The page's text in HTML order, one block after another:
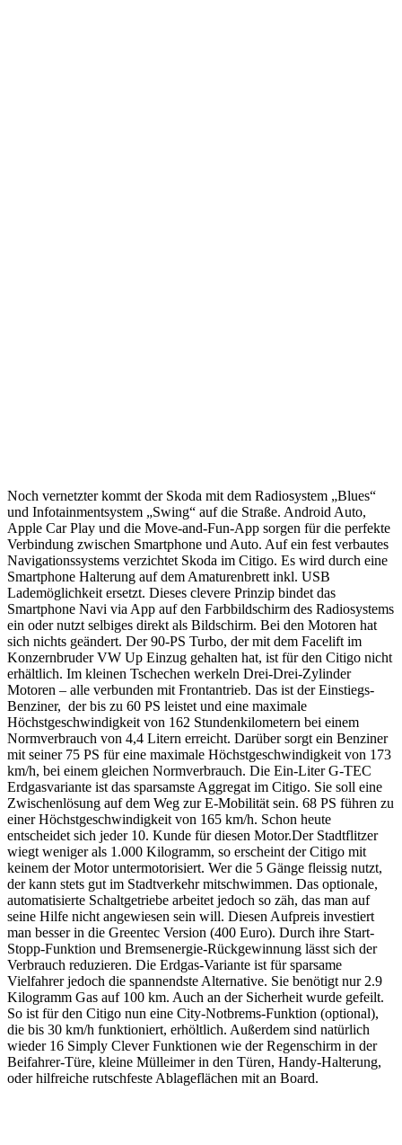
Noch vernetzter kommt der Skoda mit dem Radiosystem „Blues“
und Infotainmentsystem „Swing“ auf die Straße. Android Auto,
Apple Car Play und die Move-and-Fun-App sorgen für die perfekte
Verbindung zwischen Smartphone und Auto. Auf ein fest verbautes
Navigationssystems verzichtet Skoda im Citigo. Es wird durch eine
Smartphone Halterung auf dem Amaturenbrett inkl. USB
Lademöglichkeit ersetzt. Dieses clevere Prinzip bindet das
Smartphone Navi via App auf den Farbbildschirm des Radiosystems
ein oder nutzt selbiges direkt als Bildschirm. Bei den Motoren hat
sich nichts geändert. Der 90-PS Turbo, der mit dem Facelift im
Konzernbruder VW Up Einzug gehalten hat, ist für den Citigo nicht
erhältlich. Im kleinen Tschechen werkeln Drei-Drei-Zylinder
Motoren – alle verbunden mit Frontantrieb. Das ist der Einstiegs-
Benziner, der bis zu 60 PS leistet und eine maximale
Höchstgeschwindigkeit von 162 Stundenkilometern bei einem
Normverbrauch von 4,4 Litern erreicht. Darüber sorgt ein Benziner
mit seiner 75 PS für eine maximale Höchstgeschwindigkeit von 173
km/h, bei einem gleichen Normverbrauch. Die Ein-Liter G-TEC
Erdgasvariante ist das sparsamste Aggregat im Citigo. Sie soll eine
Zwischenlösung auf dem Weg zur E-Mobilität sein. 68 PS führen zu
einer Höchstgeschwindigkeit von 165 km/h. Schon heute
entscheidet sich jeder 10. Kunde für diesen Motor.Der Stadtflitzer
wiegt weniger als 1.000 Kilogramm, so erscheint der Citigo mit
keinem der Motor untermotorisiert. Wer die 5 Gänge fleissig nutzt,
der kann stets gut im Stadtverkehr mitschwimmen. Das optionale,
automatisierte Schaltgetriebe arbeitet jedoch so zäh, das man auf
seine Hilfe nicht angewiesen sein will. Diesen Aufpreis investiert
man besser in die Greentec Version (400 Euro). Durch ihre Start-
Stopp-Funktion und Bremsenergie-Rückgewinnung lässt sich der
Verbrauch reduzieren. Die Erdgas-Variante ist für sparsame
Vielfahrer jedoch die spannendste Alternative. Sie benötigt nur 2.9
Kilogramm Gas auf 100 km. Auch an der Sicherheit wurde gefeilt.
So ist für den Citigo nun eine City-Notbrems-Funktion (optional),
die bis 30 km/h funktioniert, erhöltlich. Außerdem sind natürlich
wieder 16 Simply Clever Funktionen wie der Regenschirm in der
Beifahrer-Türe, kleine Mülleimer in den Türen, Handy-Halterung,
oder hilfreiche rutschfeste Ablageflächen mit an Board.